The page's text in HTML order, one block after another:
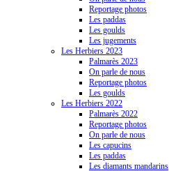
Reportage photos
Les paddas
Les goulds
Les jugements
Les Herbiers 2023
Palmarès 2023
On parle de nous
Reportage photos
Les goulds
Les Herbiers 2022
Palmarès 2022
Reportage photos
On parle de nous
Les capucins
Les paddas
Les diamants mandarins